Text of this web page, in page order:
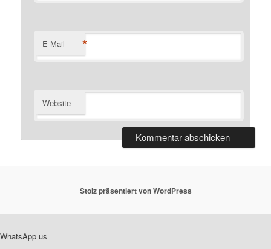
E-Mail *
Website
Stolz präsentiert von WordPress
WhatsApp us